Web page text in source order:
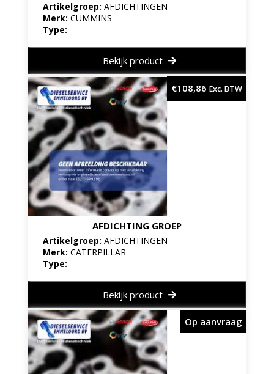
Artikelgroep: AFDICHTINGEN
Merk: CUMMINS
Type:
Bekijk product
AFDICHTING GROEP
Artikelgroep: AFDICHTINGEN
Merk: CATERPILLAR
Type:
€108,86 Exc. BTW
Bekijk product
Op aanvraag